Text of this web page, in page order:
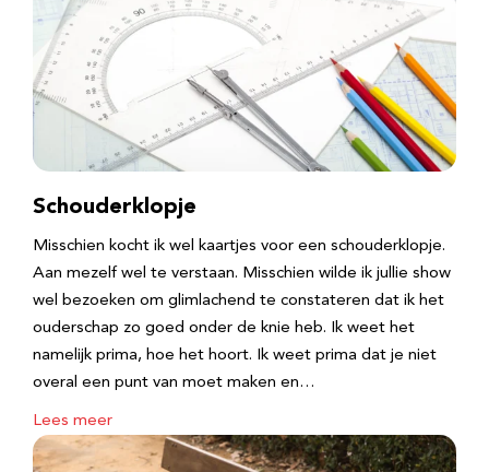
Schouderklopje
Misschien kocht ik wel kaartjes voor een schouderklopje.
Aan mezelf wel te verstaan. Misschien wilde ik jullie show
wel bezoeken om glimlachend te constateren dat ik het
ouderschap zo goed onder de knie heb. Ik weet het
namelijk prima, hoe het hoort. Ik weet prima dat je niet
overal een punt van moet maken en…
Lees meer